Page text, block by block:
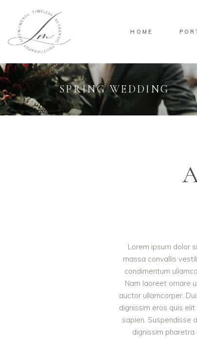
HOME
SPRING WEDDING
Lorem ipsum dolor
massa convallis
condimentum
Nam laoreet ornare
auctor ullamcorper.
dignissim eros quis
sapien. Suspendisse
dignissim